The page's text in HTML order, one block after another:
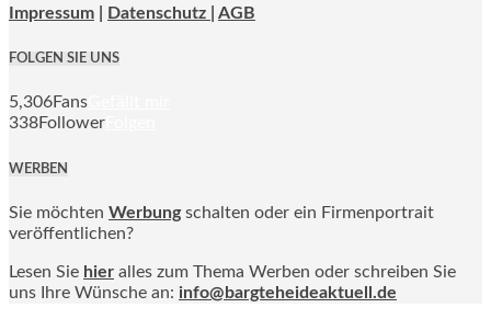
Impressum Datenschutz | AGB
FOLGEN SIE UNS
5,306Fans
338Follower
WERBEN
Sie möchten Werbung schalten oder ein Firmenportrait
veröffentlichen?
Lesen Sie hier alles zum Thema Werben oder schreiben Sie
uns Ihre Wünsche an: info@bargteheideaktuell.de